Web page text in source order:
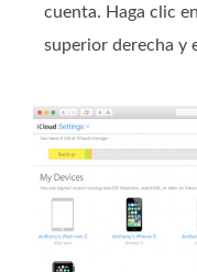
cuenta. Haga clic
superior derecha y